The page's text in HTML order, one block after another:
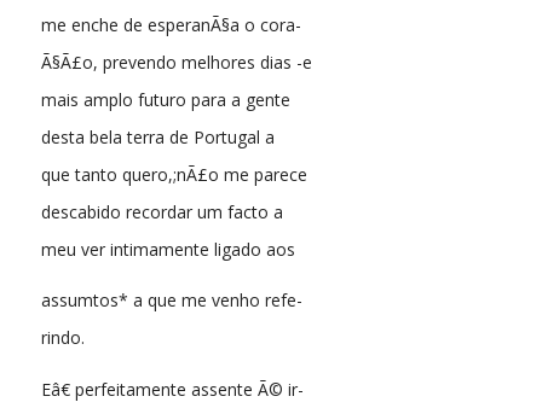
me enche de esperanÃ§a o cora-
Ã§Ã£o, prevendo melhores dias -e
mais amplo futuro para a gente
desta bela terra de Portugal a
que tanto quero,;nÃ£o me parece
descabido recordar um facto a
meu ver intimamente ligado aos
assumtos* a que me venho refe-
rindo.
Eâ€ perfeitamente assente Ã© ir-